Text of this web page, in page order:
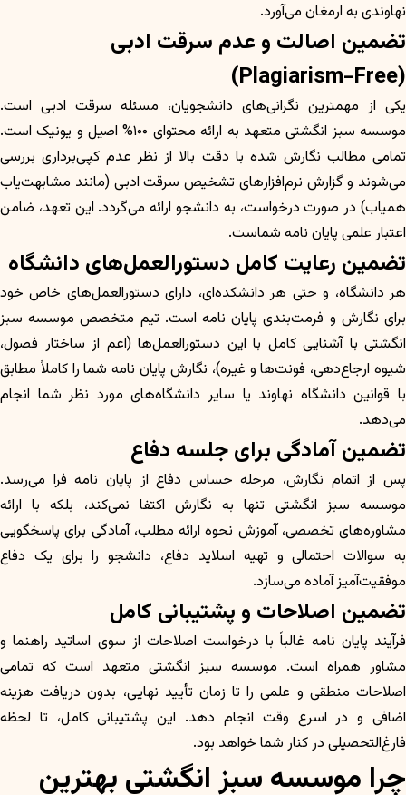
نهاوندی به ارمغان می‌آورد.
تضمین اصالت و عدم سرقت ادبی
(Plagiarism-Free)
یکی از مهمترین نگرانی‌های دانشجویان، مسئله سرقت ادبی است.
موسسه سبز انگشتی متعهد به ارائه محتوای ۱۰۰% اصیل و یونیک است.
تمامی مطالب نگارش شده با دقت بالا از نظر عدم کپی‌برداری بررسی
می‌شوند و گزارش نرم‌افزارهای تشخیص سرقت ادبی (مانند مشابهت‌یاب
همیاب) در صورت درخواست، به دانشجو ارائه می‌گردد. این تعهد، ضامن
اعتبار علمی پایان نامه شماست.
تضمین رعایت کامل دستورالعمل‌های دانشگاه
هر دانشگاه، و حتی هر دانشکده‌ای، دارای دستورالعمل‌های خاص خود
برای نگارش و فرمت‌بندی پایان نامه است. تیم متخصص موسسه سبز
انگشتی با آشنایی کامل با این دستورالعمل‌ها (اعم از ساختار فصول،
شیوه ارجاع‌دهی، فونت‌ها و غیره)، نگارش پایان نامه شما را کاملاً مطابق
با قوانین دانشگاه نهاوند یا سایر دانشگاه‌های مورد نظر شما انجام
می‌دهد.
تضمین آمادگی برای جلسه دفاع
پس از اتمام نگارش، مرحله حساس دفاع از پایان نامه فرا می‌رسد.
موسسه سبز انگشتی تنها به نگارش اکتفا نمی‌کند، بلکه با ارائه
مشاوره‌های تخصصی، آموزش نحوه ارائه مطلب، آمادگی برای پاسخگویی
به سوالات احتمالی و تهیه اسلاید دفاع، دانشجو را برای یک دفاع
موفقیت‌آمیز آماده می‌سازد.
تضمین اصلاحات و پشتیبانی کامل
فرآیند پایان نامه غالباً با درخواست اصلاحات از سوی اساتید راهنما و
مشاور همراه است. موسسه سبز انگشتی متعهد است که تمامی
اصلاحات منطقی و علمی را تا زمان تأیید نهایی، بدون دریافت هزینه
اضافی و در اسرع وقت انجام دهد. این پشتیبانی کامل، تا لحظه
فارغ‌التحصیلی در کنار شما خواهد بود.
چرا موسسه سبز انگشتی بهترین